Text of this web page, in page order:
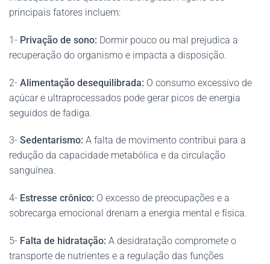
principais fatores incluem:
1- Privação de sono: Dormir pouco ou mal prejudica a
recuperação do organismo e impacta a disposição.
2- Alimentação desequilibrada: O consumo excessivo de
açúcar e ultraprocessados pode gerar picos de energia
seguidos de fadiga.
3- Sedentarismo: A falta de movimento contribui para a
redução da capacidade metabólica e da circulação
sanguínea.
4- Estresse crônico: O excesso de preocupações e a
sobrecarga emocional drenam a energia mental e física.
5- Falta de hidratação: A desidratação compromete o
transporte de nutrientes e a regulação das funções